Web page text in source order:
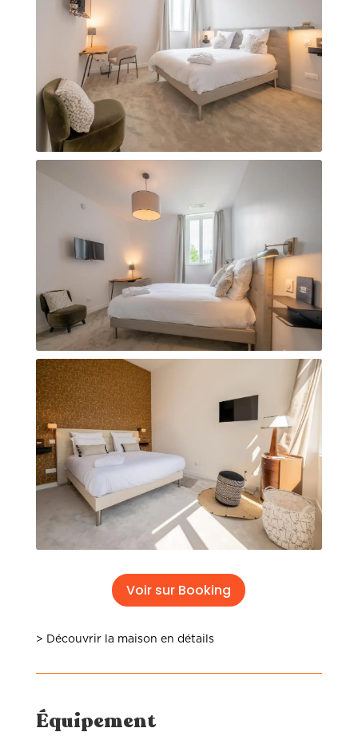
Voir sur Booking
> Découvrir la maison en détails
Équipement